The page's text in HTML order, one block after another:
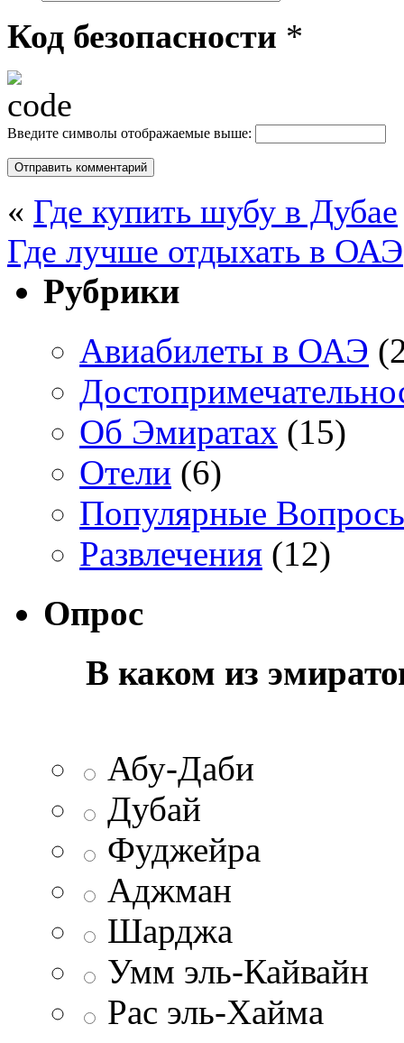
Код безопасности *
Введите символы отображаемые выше:
« Где купить шубу в Дубае
Где лучше отдыхать в ОАЭ
Рубрики
Авиабилеты в ОАЭ
Об Эмиратах (15)
Отели (6)
Популярные
Развлечения (12)
Опрос
В каком из
Абу-Даби
Дубай
Фуджейра
Аджман
Шарджа
Умм эль-Кайвайн
Рас эль-Хайма